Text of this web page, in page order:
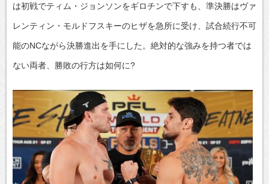
は初戦でティム・ジョンソンをギロチンで下すも、準決勝はヴァ
レンティン・モルドフスキーのヒザを急所に受け、試合続行不可
能のNCながら決勝進出を手にした。絶対的な強みを持つ者では
ない両者、勝敗の行方は如何に?